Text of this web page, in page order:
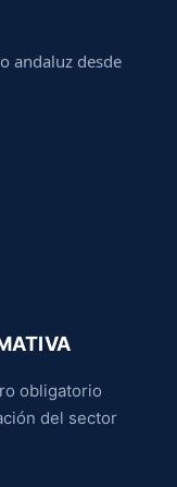
andaluz desde
obligatorio
del sector